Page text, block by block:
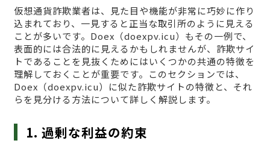
仮想通貨詐欺業者は、見た目や機能が非常に巧妙に作り
込まれており、一見すると正当な取引所のように見える
ことが多いです。Doex（doexpv.icu）もその一例で、
表面的には合法的に見えるかもしれませんが、詐欺サイ
トであることを見抜くためにはいくつかの共通の特徴を
理解しておくことが重要です。このセクションでは、
Doex（doexpv.icu）に似た詐欺サイトの特徴と、それ
らを見分ける方法について詳しく解説します。
1. 過剰な利益の約束